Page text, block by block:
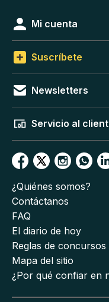
Mi cuenta
Suscríbete
Newsletters
Servicio al
¿Quiénes somos?
Contáctanos
FAQ
El diario de hoy
Reglas de concursos
Mapa del sitio
¿Por qué confiar en